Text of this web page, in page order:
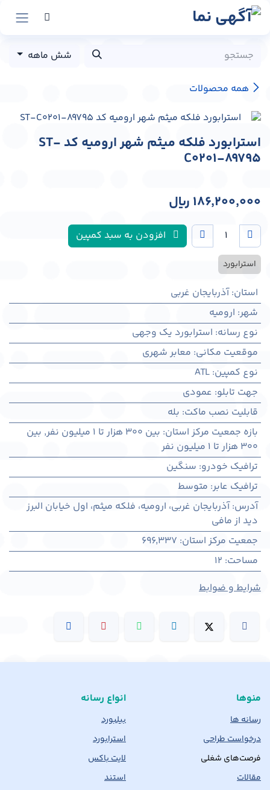
پرش به محتوا
همه محصولات
شش ماهه
استرابورد فلکه میثم شهر ارومیه کد ST-
C0201-89795
186,200,000 ﷼
افزودن به سبد کمپین
استرابورد
استان:آذربایجان غربی
شهر: اروميه
نوع رسانه: استرابورد یک وجهی
موقعیت مکانی: معابر شهری
نوع کمپین:
ATL
جهت تابلو: عمودی
قابلیت نصب ماکت: بله
بازه جمعیت مرکز استان: بین ۳۰۰ هزار تا ۱ میلیون نفر , بین
۳۰۰ هزار تا ۱ میلیون نفر
ترافیک خودرو: سنگین
ترافیک عابر: متوسط
آدرس:آذربايجان غربی، اروميه، فلکه میثم، اول خیابان البرز
دید از مافی
جمعیت مرکز استان:
696,337
مساحت:
12
شرایط و ضوابط
منوها
رسانه ها
درخواست طراحی
فرصت‌های شغلی
مقالات
انواع رسانه
بیلبورد
استرابورد
لایت باکس
استند